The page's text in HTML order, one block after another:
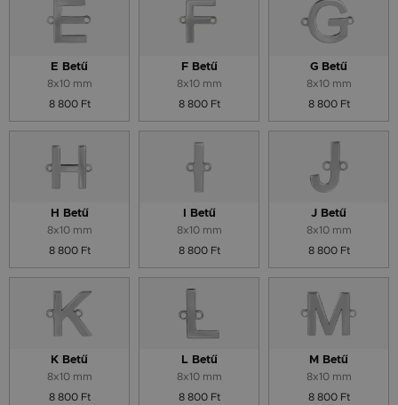
E Betű
8x10 mm
8 800 Ft
F Betű
8x10 mm
8 800 Ft
G Betű
8x10 mm
8 800 Ft
H Betű
8x10 mm
8 800 Ft
I Betű
8x10 mm
8 800 Ft
J Betű
8x10 mm
8 800 Ft
K Betű
8x10 mm
8 800 Ft
L Betű
8x10 mm
8 800 Ft
M Betű
8x10 mm
8 800 Ft